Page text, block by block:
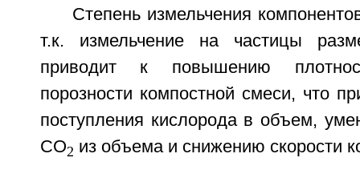
Степень измельчения
т.к. измельчение на частицы
приводит к повышению
порозности компостной смеси, что
поступления кислорода в объем,
CO2 из объема и снижению скорости